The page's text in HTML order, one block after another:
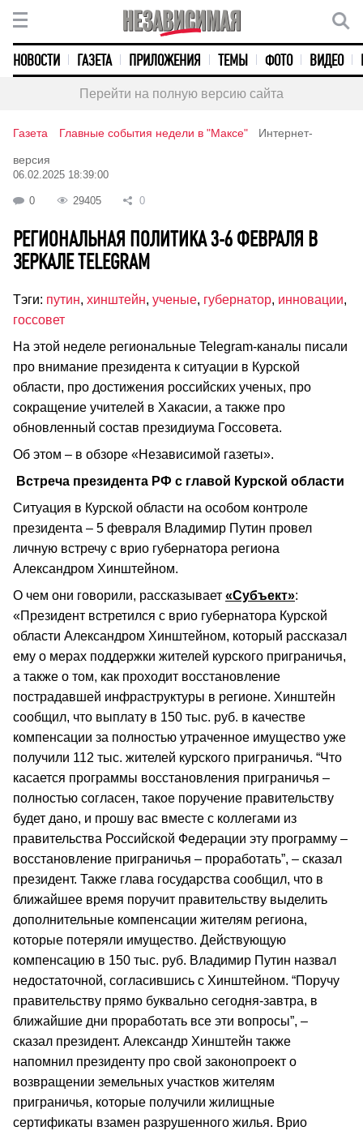
НОВОСТИ ГАЗЕТА ПРИЛОЖЕНИЯ ТЕМЫ ФОТО ВИДЕО
Перейти на полную версию сайта
Газета Главные события недели в "Максе" Интернет-
версия
06.02.2025 18:39:00
0 29405 0
РЕГИОНАЛЬНАЯ ПОЛИТИКА 3-6 ФЕВРАЛЯ В
ЗЕРКАЛЕ TELEGRAM
Тэги: путин, хинштейн, ученые, губернатор, инновации,
госсовет
На этой неделе региональные Telegram-каналы писали
про внимание президента к ситуации в Курской
области, про достижения российских ученых, про
сокращение учителей в Хакасии, а также про
обновленный состав президиума Госсовета.
Об этом – в обзоре «Независимой газеты».
Встреча президента РФ с главой Курской области
Ситуация в Курской области на особом контроле
президента – 5 февраля Владимир Путин провел
личную встречу с врио губернатора региона
Александром Хинштейном.
О чем они говорили, рассказывает «Субъект»:
«Президент встретился с врио губернатора Курской
области Александром Хинштейном, который рассказал
ему о мерах поддержки жителей курского приграничья,
а также о том, как проходит восстановление
пострадавшей инфраструктуры в регионе. Хинштейн
сообщил, что выплату в 150 тыс. руб. в качестве
компенсации за полностью утраченное имущество уже
получили 112 тыс. жителей курского приграничья. “Что
касается программы восстановления приграничья –
полностью согласен, такое поручение правительству
будет дано, и прошу вас вместе с коллегами из
правительства Российской Федерации эту программу –
восстановление приграничья – проработать”, – сказал
президент. Также глава государства сообщил, что в
ближайшее время поручит правительству выделить
дополнительные компенсации жителям региона,
которые потеряли имущество. Действующую
компенсацию в 150 тыс. руб. Владимир Путин назвал
недостаточной, согласившись с Хинштейном. “Поручу
правительству прямо буквально сегодня-завтра, в
ближайшие дни проработать все эти вопросы”, –
сказал президент. Александр Хинштейн также
напомнил президенту про свой законопроект о
возвращении земельных участков жителям
приграничья, которые получили жилищные
сертификаты взамен разрушенного жилья. Врио